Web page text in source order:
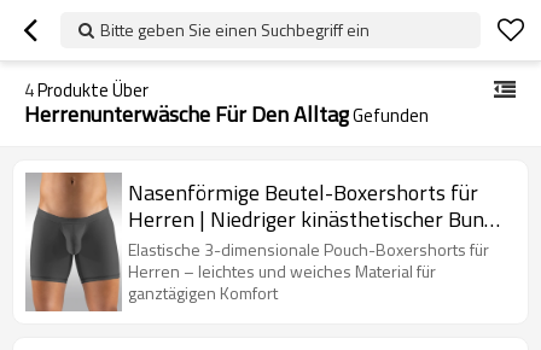
Bitte geben Sie einen Suchbegriff ein
4Produkte Über
Herrenunterwäsche Für Den AlltagGefunden
Nasenförmige Beutel-Boxershorts für
Herren | Niedriger kinästhetischer Bund |
Herrenunterwäsche für den Alltag
Elastische 3-dimensionale Pouch-Boxershorts für
Herren – leichtes und weiches Material für
ganztägigen Komfort